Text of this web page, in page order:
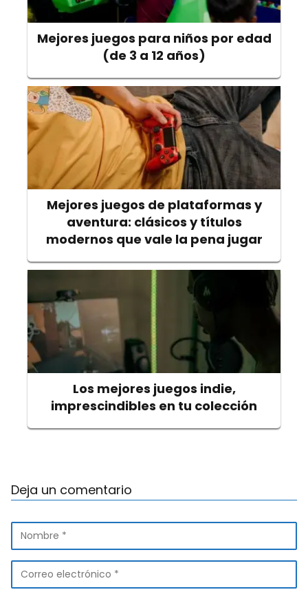
Mejores juegos para niños por edad
(de 3 a 12 años)
Mejores juegos de plataformas y
aventura: clásicos y títulos
modernos que vale la pena jugar
Los mejores juegos indie,
imprescindibles en tu colección
Deja un comentario